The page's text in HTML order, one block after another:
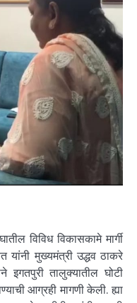
विविध विकासकामे मार्गी
यांनी मुख्यमंत्री उद्धव ठाकरे
तालुक्यातील घोटी
आग्रही मागणी केली. ह्या